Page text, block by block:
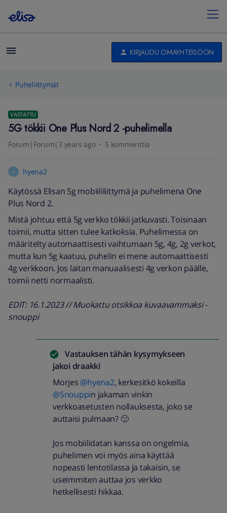
KIRJAUDU OMAYHTEISÖÖN
Puheliittymät
VASTATTU
5G tökkii One Plus Nord 2 -puhelimella
Forum|Forum|3 years ago 5 kommenttia
H hyena2
Käytössä Elisan 5g mobiililiittymä ja puhelimena One
Plus Nord 2.
Mistä johtuu että 5g verkko tökkii jatkuvasti. Toisinaan
toimii, mutta sitten tulee katkoksia. Puhelimessa on
määritelty automaattisesti vaihtumaan 5g, 4g, 2g verkot,
mutta kun 5g kaatuu, puhelin ei mene automaattisesti
4g verkkoon. Jos laitan manuaalisesti 4g verkon päälle,
toimii netti normaalisti.
EDIT: 16.1.2023 // Muokattu otsikkoa kuvaavammaksi -
snouppi
Vastauksen tähän kysymykseen
jakoi draakki
Morjes @hyena2, kerkesitkö kokeilla
@Snouppin jakaman vinkin
verkkoasetusten nollauksesta, joko se
auttaisi pulmaan? 🙂
Jos mobiilidatan kanssa on ongelmia,
puhelimen voi myös aina käyttää
nopeasti lentotilassa ja takaisin, se
useimmiten auttaa jos verkko
hetkellisesti hikkaa.